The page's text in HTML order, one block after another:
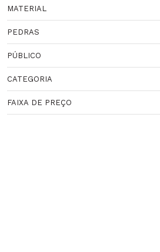
MATERIAL
PEDRAS
PÚBLICO
CATEGORIA
COLEÇÃO ANÉIS
FAIXA DE PREÇO